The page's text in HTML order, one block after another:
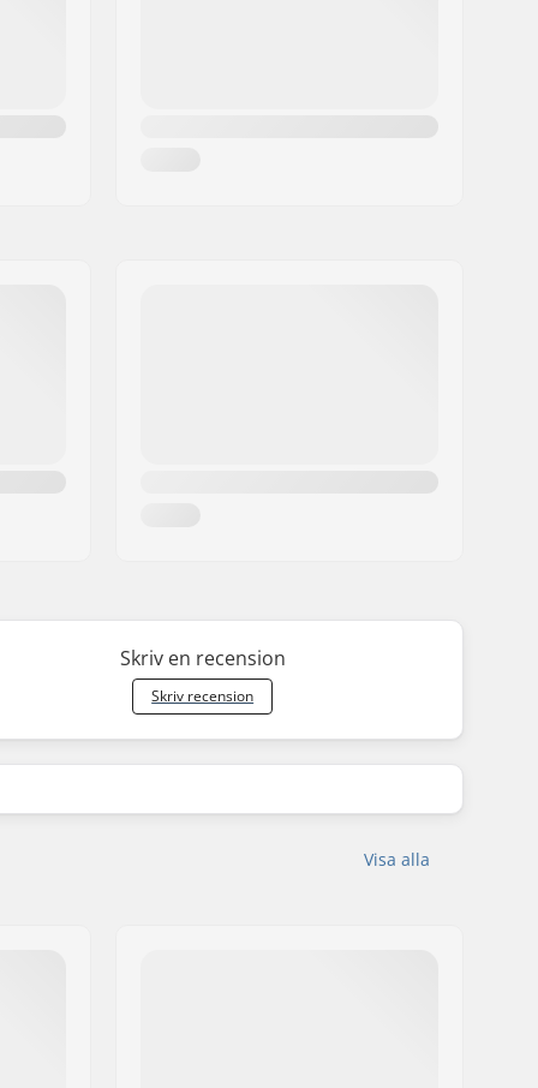
Skriv en recension
Skriv recension
Visa alla